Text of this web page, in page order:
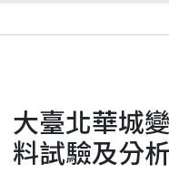
Statistics
大臺北華城
料試驗及分